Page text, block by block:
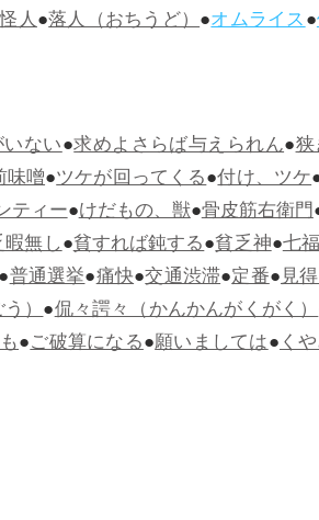
怪人●落人（おちうど）●オムライス●
ない●求めよさらば与えられん●
味噌●ツケが回ってくる●付け、ツケ
ティー●けだもの、獣●骨皮筋右衛門
無し●貧すれば鈍する●貧乏神●七
普通選挙●痛快●交通渋滞●定番●見
）●侃々諤々（かんかんがくがく）
●ご破算になる●願いましては●く